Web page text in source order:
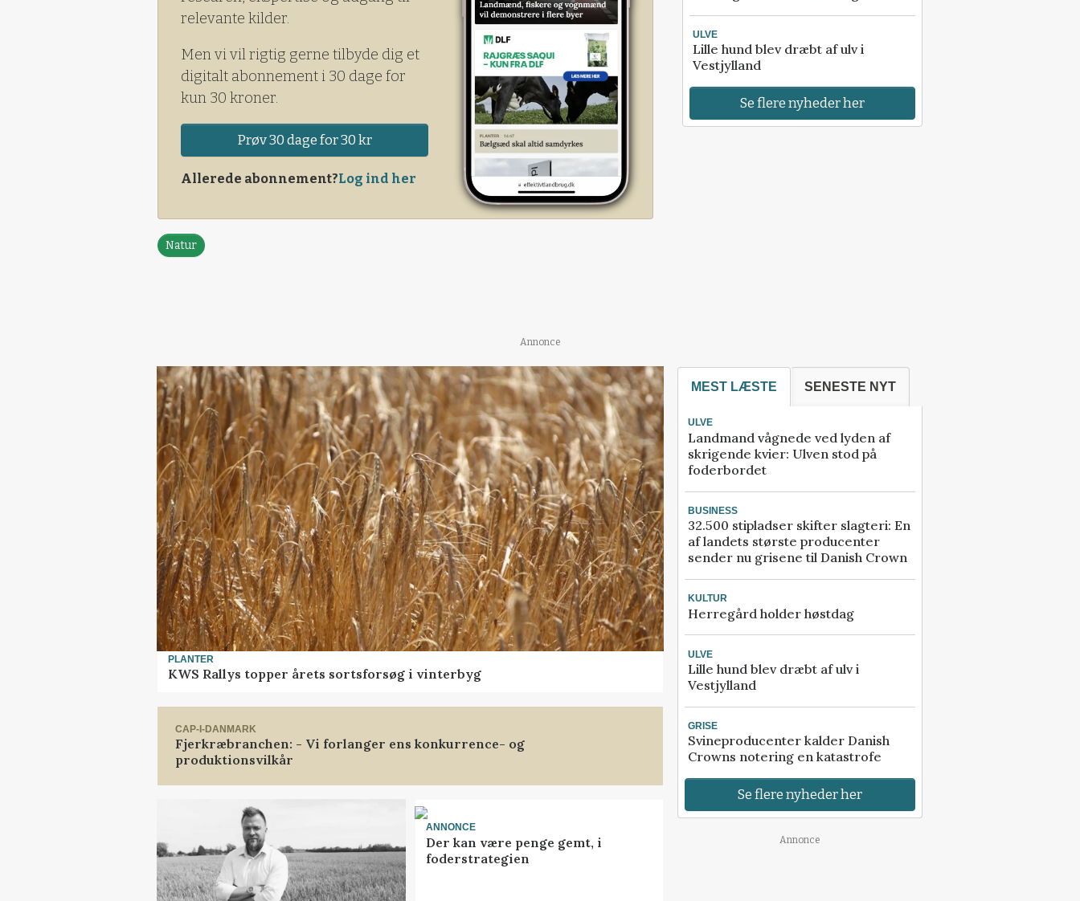
relevante kilder.
Men vi vil rigtig gerne tilbyde dig et
digitalt abonnement i 30 dage for
kun 30 kroner.
Prøv 30 dage for 30 kr
Allerede abonnement?Log ind her
Natur
ULVE
Lille hund blev dræbt af ulv i
Vestjylland
Se flere nyheder her
Annonce
PLANTER
KWS Rallys topper årets sortsforsøg i vinterbyg
CAP-I-DANMARK
Fjerkræbranchen: - Vi forlanger ens konkurrence- og
produktionsvilkår
ANNONCE
Der kan være penge gemt, i
foderstrategien
MEST LÆSTE SENESTE NYT
ULVE
Landmand vågnede ved lyden af
skrigende kvier: Ulven stod på
foderbordet
BUSINESS
32.500 stipladser skifter slagteri: En
af landets største producenter
sender nu grisene til Danish Crown
KULTUR
Herregård holder høstdag
ULVE
Lille hund blev dræbt af ulv i
Vestjylland
GRISE
Svineproducenter kalder Danish
Crowns notering en katastrofe
Se flere nyheder her
Annonce